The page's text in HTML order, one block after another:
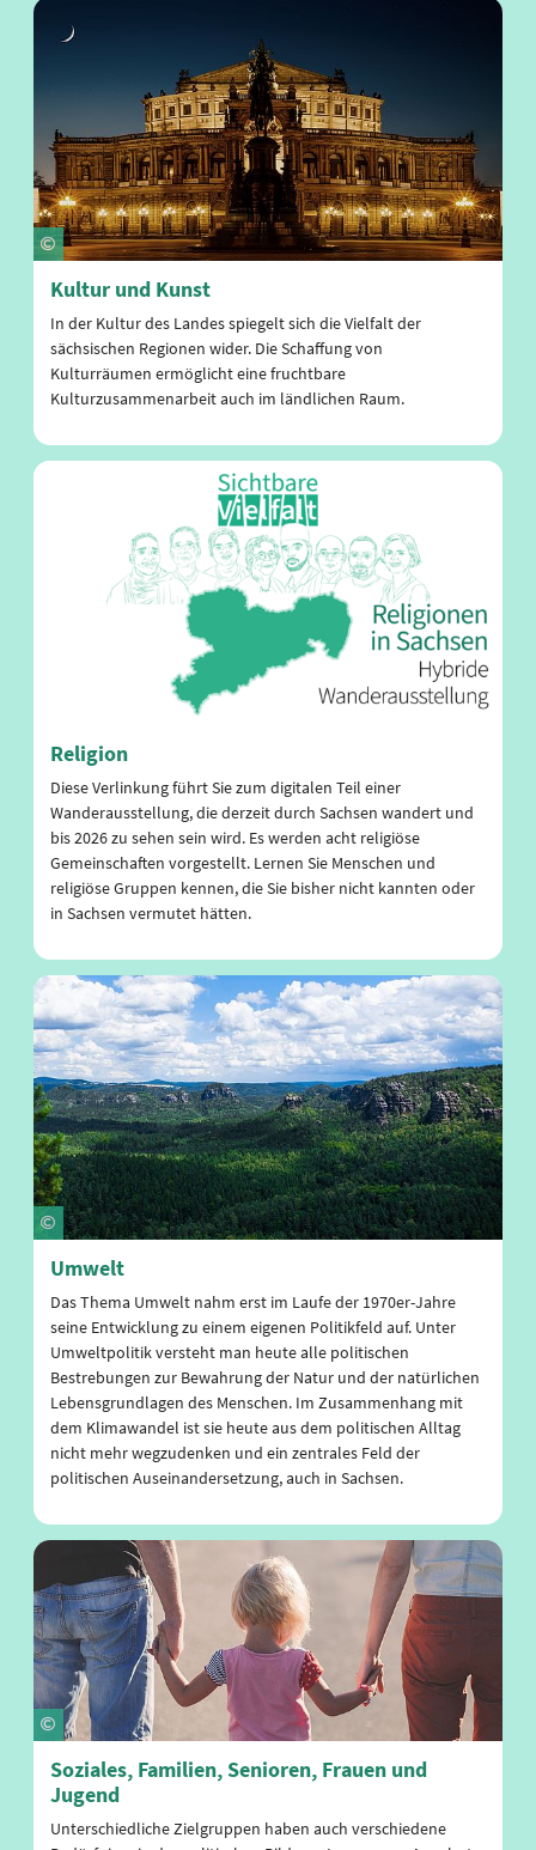
Kultur und Kunst
In der Kultur des Landes spiegelt sich die Vielfalt der
sächsischen Regionen wider. Die Schaffung von
Kulturräumen ermöglicht eine fruchtbare
Kulturzusammenarbeit auch im ländlichen Raum.
Religion
Diese Verlinkung führt Sie zum digitalen Teil einer
Wanderausstellung, die derzeit durch Sachsen wandert und
bis 2026 zu sehen sein wird. Es werden acht religiöse
Gemeinschaften vorgestellt. Lernen Sie Menschen und
religiöse Gruppen kennen, die Sie bisher nicht kannten oder
in Sachsen vermutet hätten.
Umwelt
Das Thema Umwelt nahm erst im Laufe der 1970er-Jahre
seine Entwicklung zu einem eigenen Politikfeld auf. Unter
Umweltpolitik versteht man heute alle politischen
Bestrebungen zur Bewahrung der Natur und der natürlichen
Lebensgrundlagen des Menschen. Im Zusammenhang mit
dem Klimawandel ist sie heute aus dem politischen Alltag
nicht mehr wegzudenken und ein zentrales Feld der
politischen Auseinandersetzung, auch in Sachsen.
Soziales, Familien, Senioren, Frauen und
Jugend
Unterschiedliche Zielgruppen haben auch verschiedene